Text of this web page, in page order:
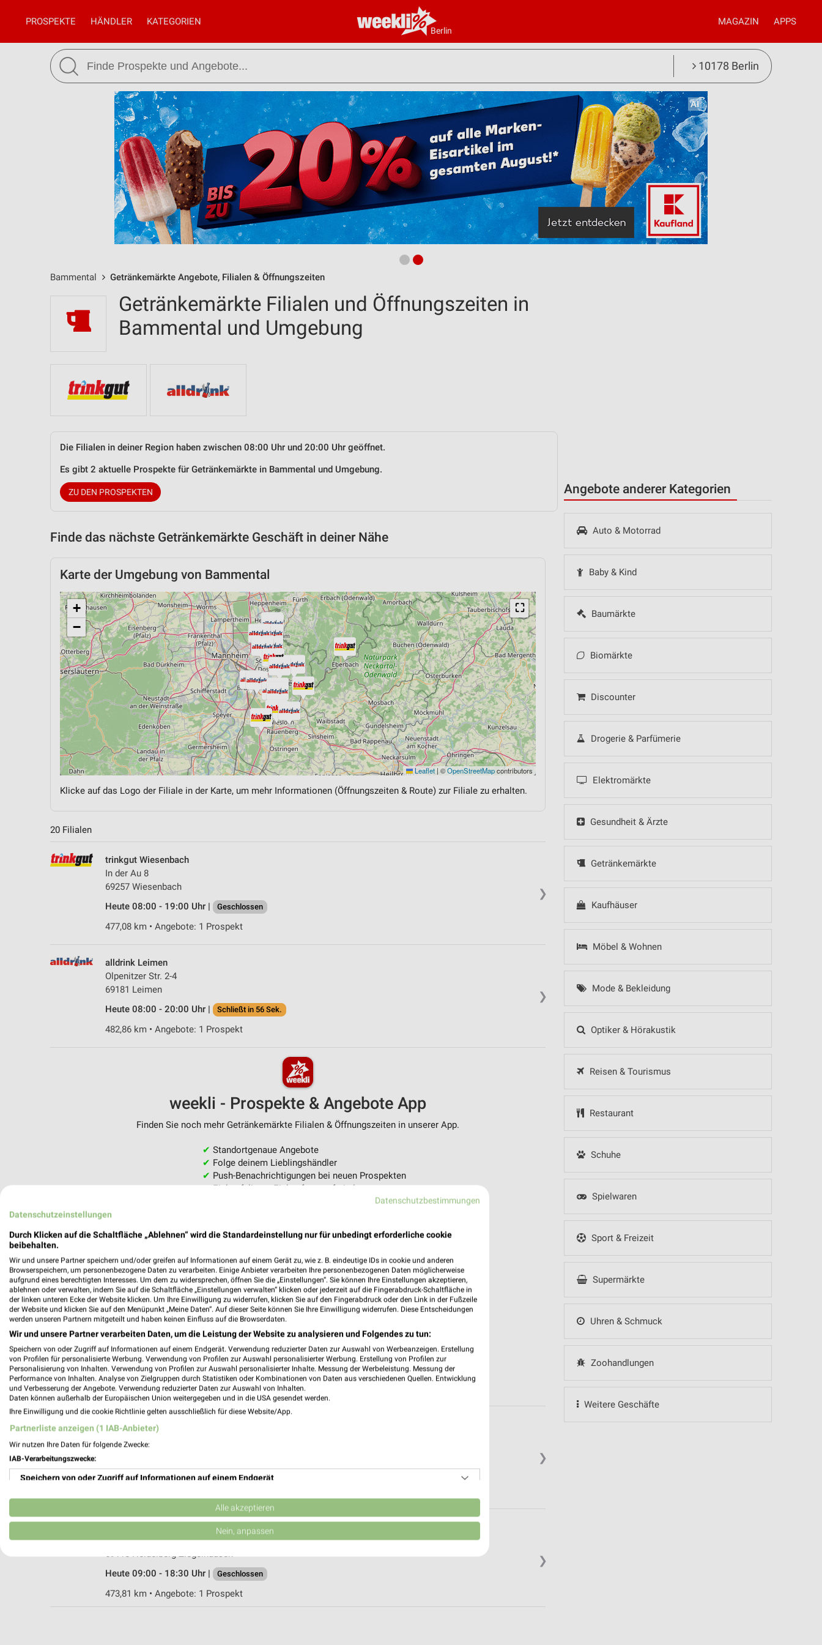
Berlin
PROSPEKTE HÄNDLER KATEGORIEN MAGAZIN APPS
10178 Berlin
Bammental Getränkemärkte Angebote, Filialen & Öffnungszeiten
Angebote anderer Kategorien
Auto & Motorrad
Baby & Kind
Baumärkte
Biomärkte
Discounter
Drogerie & Parfümerie
Elektromärkte
Gesundheit & Ärzte
Getränkemärkte
Kaufhäuser
Möbel & Wohnen
Mode & Bekleidung
Optiker & Hörakustik
Reisen & Tourismus
Restaurant
Schuhe
Spielwaren
Sport & Freizeit
Supermärkte
Uhren & Schmuck
Zoohandlungen
Weitere Geschäfte
Getränkemärkte Filialen und Öffnungszeiten in
Bammental und Umgebung
Die Filialen in deiner Region haben zwischen 08:00 Uhr und 20:00 Uhr geöffnet.
Es gibt 2 aktuelle Prospekte für Getränkemärkte in Bammental und Umgebung.
ZU DEN PROSPEKTEN
Finde das nächste Getränkemärkte Geschäft in deiner Nähe
Karte der Umgebung von Bammental
⛶
+
−
Leaflet | ©OpenStreetMapcontributors
Klicke auf das Logo der Filiale in der Karte, um mehr Informationen (Öffnungszeiten & Route) zur Filiale zu erhalten.
20 Filialen
❯
trinkgut Wiesenbach
In der Au 8
69257 Wiesenbach
Heute 08:00 - 19:00 Uhr |
Geschlossen
477,08 km • Angebote: 1 Prospekt
❯
alldrink Leimen
Olpenitzer Str. 2-4
69181 Leimen
Heute 08:00 - 20:00 Uhr |
Schließt in 56 Sek.
482,86 km • Angebote: 1 Prospekt
weekli - Prospekte & Angebote App
Finden Sie noch mehr Getränkemärkte Filialen & Öffnungszeiten in unserer App.
✔ Standortgenaue Angebote
✔ Folge deinem Lieblingshändler
✔ Push-Benachrichtigungen bei neuen Prospekten
✔Einkaufsliste - Einkauf stressfrei planen
❯
alldrink Leimen
69181 Leimen
Heute 08:30 - 18:30 Uhr | Geschlossen
❯
alldrink Heidelberg-Ziegelhausen
Peterstaler Str. 56
69118 Heidelberg-Ziegelhausen
Heute 09:00 - 18:30 Uhr |
Geschlossen
473,81 km • Angebote: 1 Prospekt
Datenschutzbestimmungen
Datenschutzeinstellungen
Durch Klicken auf die Schaltfläche „Ablehnen“ wird die Standardeinstellung nur für unbedingt erforderliche cookie
beibehalten.
Wir und unsere Partner speichern und/oder greifen auf Informationen auf einem Gerät zu, wie z. B. eindeutige IDs in cookie und anderen
Browserspeichern, um personenbezogene Daten zu verarbeiten. Einige Anbieter verarbeiten Ihre personenbezogenen Daten möglicherweise
aufgrund eines berechtigten Interesses. Um dem zu widersprechen, öffnen Sie die „Einstellungen“. Sie können Ihre Einstellungen akzeptieren,
ablehnen oder verwalten, indem Sie auf die Schaltfläche „Einstellungen verwalten“ klicken oder jederzeit auf die Fingerabdruck-Schaltfläche in
der linken unteren Ecke der Website klicken. Um Ihre Einwilligung zu widerrufen, klicken Sie auf den Fingerabdruck oder den Link in der Fußzeile
der Website und klicken Sie auf den Menüpunkt „Meine Daten“. Auf dieser Seite können Sie Ihre Einwilligung widerrufen. Diese Entscheidungen
werden unseren Partnern mitgeteilt und haben keinen Einfluss auf die Browserdaten.
Wir und unsere Partner verarbeiten Daten, um die Leistung der Website zu analysieren und Folgendes zu tun:
Speichern von oder Zugriff auf Informationen auf einem Endgerät. Verwendung reduzierter Daten zur Auswahl von Werbeanzeigen. Erstellung
von Profilen für personalisierte Werbung. Verwendung von Profilen zur Auswahl personalisierter Werbung. Erstellung von Profilen zur
Personalisierung von Inhalten. Verwendung von Profilen zur Auswahl personalisierter Inhalte. Messung der Werbeleistung. Messung der
Performance von Inhalten. Analyse von Zielgruppen durch Statistiken oder Kombinationen von Daten aus verschiedenen Quellen. Entwicklung
und Verbesserung der Angebote. Verwendung reduzierter Daten zur Auswahl von Inhalten.
Daten können außerhalb der Europäischen Union weitergegeben und in die USA gesendet werden.
Ihre Einwilligung und die cookie Richtlinie gelten ausschließlich für diese Website/App.
Partnerliste anzeigen (1 IAB-Anbieter)
Wir nutzen Ihre Daten für folgende Zwecke:
IAB-Verarbeitungszwecke:
Speichern von oder Zugriff auf Informationen auf einem Endgerät
Verwendung reduzierter Daten zur Auswahl von Werbeanzeigen
Erstellung von Profilen für personalisierte Werbung
Erstellung von Profilen zur Personalisierung von Inhalten
Alle akzeptieren
Nein, anpassen